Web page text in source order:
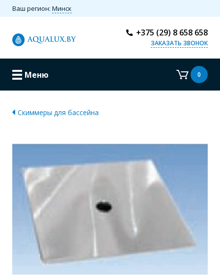
Ваш регион: Минск
+375 (29) 8 658 658
ЗАКАЗАТЬ ЗВОНОК
Меню 0
Скиммеры для бассейна